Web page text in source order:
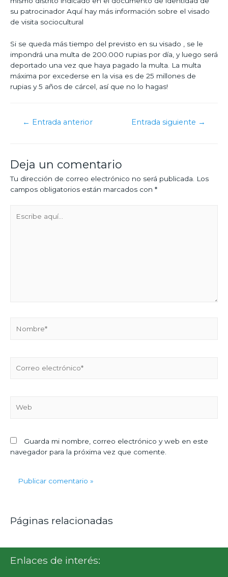
su patrocinador Aquí hay más información sobre el visado
de visita sociocultural
Si se queda más tiempo del previsto en su visado , se le
impondrá una multa de 200.000 rupias por día, y luego será
deportado una vez que haya pagado la multa. La multa
máxima por excederse en la visa es de 25 millones de
rupias y 5 años de cárcel, así que no lo hagas!
← Entrada anterior Entrada siguiente →
Deja un comentario
Tu dirección de correo electrónico no será publicada.
Los
campos obligatorios están marcados con *
Guarda mi nombre, correo electrónico y web en este
navegador para la próxima vez que comente.
Páginas relacionadas
Enlaces de interés: